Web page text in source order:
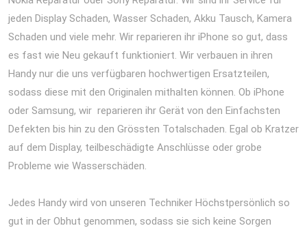
jeden Display Schaden, Wasser Schaden, Akku Tausch, Kamera
Schaden und viele mehr. Wir reparieren ihr iPhone so gut, dass
es fast wie Neu gekauft funktioniert. Wir verbauen in ihren
Handy nur die uns verfügbaren hochwertigen Ersatzteilen,
sodass diese mit den Originalen mithalten können. Ob iPhone
oder Samsung, wir reparieren ihr Gerät von den Einfachsten
Defekten bis hin zu den Grössten Totalschaden. Egal ob Kratzer
auf dem Display, teilbeschädigte Anschlüsse oder grobe
Probleme wie Wasserschäden.
Jedes Handy wird von unseren Techniker Höchstpersönlich so
gut in der Obhut genommen, sodass sie sich keine Sorgen